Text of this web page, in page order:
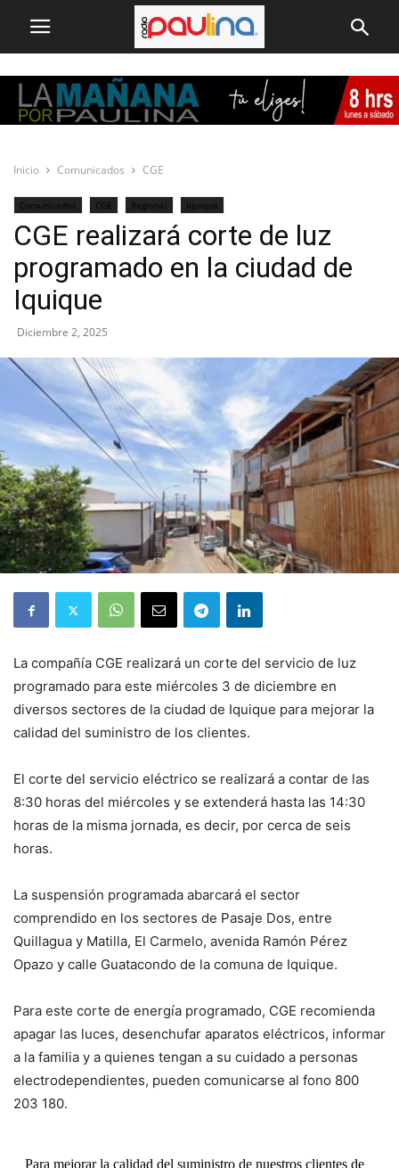
Inicio Comunicados CGE
Comunicados CGE Regional Iquique
CGE realizará corte de luz
programado en la ciudad de
Iquique
Diciembre 2, 2025
La compañía CGE realizará un corte del servicio de luz
programado para este miércoles 3 de diciembre en
diversos sectores de la ciudad de Iquique para mejorar la
calidad del suministro de los clientes.
El corte del servicio eléctrico se realizará a contar de las
8:30 horas del miércoles y se extenderá hasta las 14:30
horas de la misma jornada, es decir, por cerca de seis
horas.
La suspensión programada abarcará el sector
comprendido en los sectores de Pasaje Dos, entre
Quillagua y Matilla, El Carmelo, avenida Ramón Pérez
Opazo y calle Guatacondo de la comuna de Iquique.
Para este corte de energía programado, CGE recomienda
apagar las luces, desenchufar aparatos eléctricos, informar
a la familia y a quienes tengan a su cuidado a personas
electrodependientes, pueden comunicarse al fono 800
203 180.
Para mejorar la calidad del suministro de nuestros clientes de